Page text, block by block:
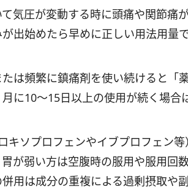
気圧が変動する時に頭痛や関節痛
出始めたら早めに正しい用法用量
は頻繁に鎮痛剤を使い続けると「
に10〜15日以上の使用が続く場合
キソプロフェンやイブプロフェン
が弱い方は空腹時の服用や服用回
用は成分の重複による過剰摂取や